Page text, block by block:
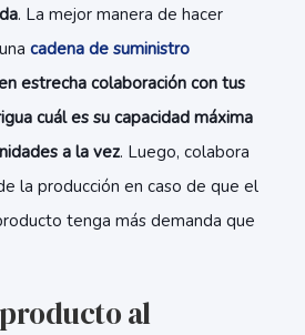
. La mejor manera de hacer
cadena de suministro
estrecha colaboración con tus
cuál es su capacidad máxima
a la vez. Luego, colabora
la producción en caso de que el
tenga más demanda que
al